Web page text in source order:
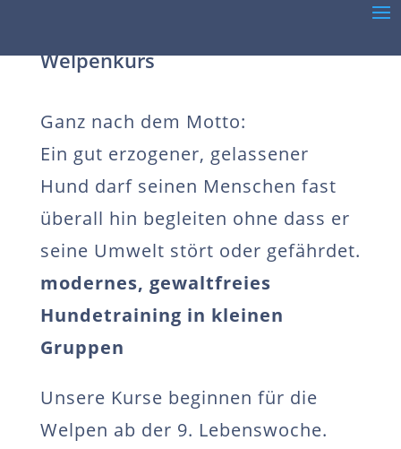
Welpenkurs
Ganz nach dem Motto:
Ein gut erzogener, gelassener
Hund darf seinen Menschen fast
überall hin begleiten ohne dass er
seine Umwelt stört oder gefährdet.
modernes, gewaltfreies
Hundetraining in kleinen
Gruppen
Unsere Kurse beginnen für die
Welpen ab der 9. Lebenswoche.